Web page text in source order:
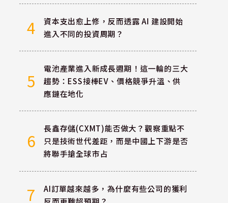
4
資本支出愈上修，反而透露 AI 建設開始
進入不同的投資周期？
5
電池產業進入新成長週期！這一輪的三大
趨勢：ESS接棒EV、價格競爭升溫、供
應鏈在地化
6
長鑫存儲(CXMT)能否做大？觀察重點不
只是技術世代差距，而是中國上下游是否
將聯手搶全球市占
7
AI訂單越來越多，為什麼有些公司的獲利